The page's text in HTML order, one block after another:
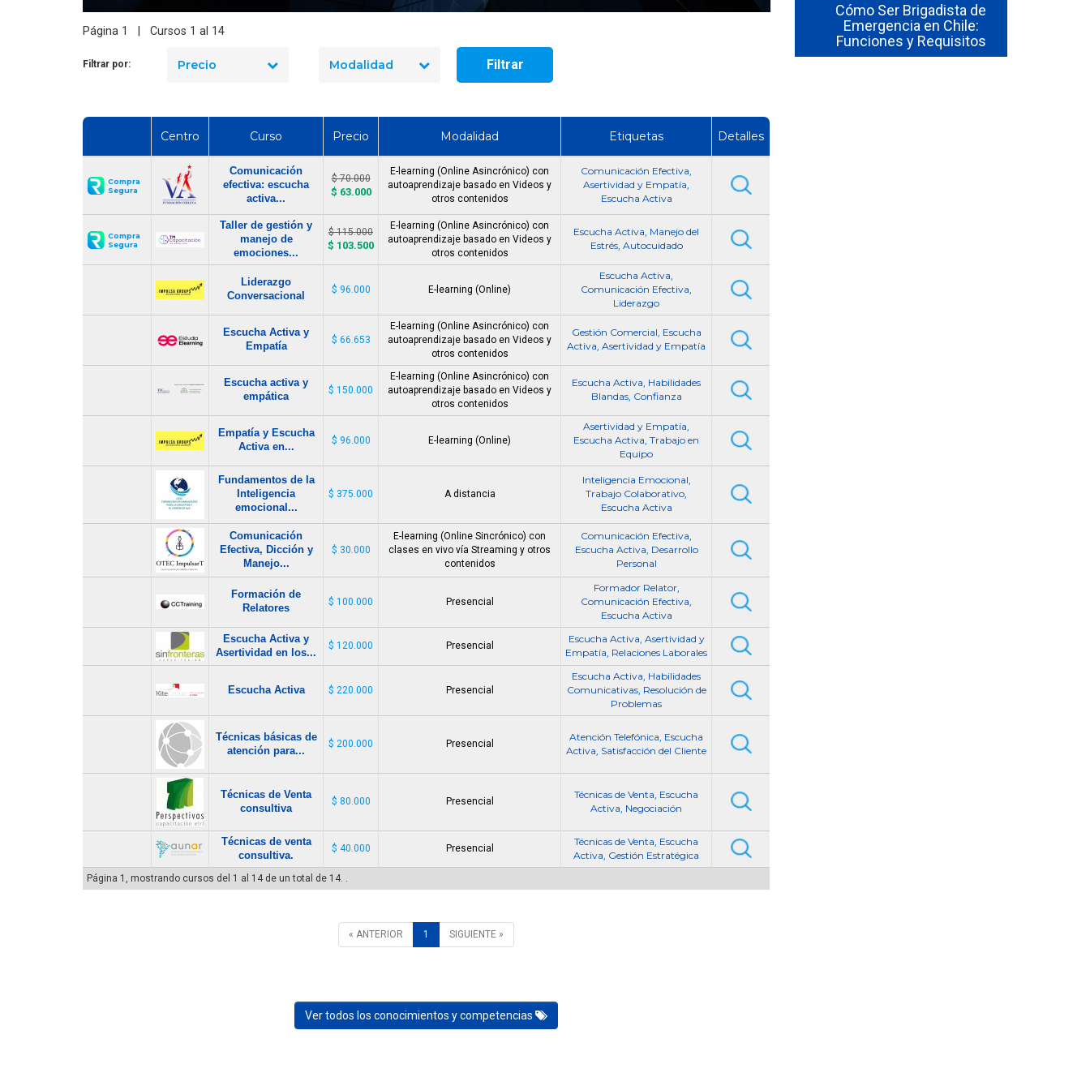
Página 1 | Cursos 1 al 14
Filtrar por: Precio Modalidad Filtrar
Centro Curso Precio Modalidad Etiquetas Detalles
Compra
Segura
Comunicación
efectiva: escucha
activa...
$ 70.000
$ 63.000
E-learning (Online Asincrónico) con
autoaprendizaje basado en Videos y
otros contenidos
Comunicación Efectiva,
Asertividad y Empatía,
Escucha Activa
Compra
Segura
Taller de gestión y
manejo de
emociones...
$ 115.000
$ 103.500
E-learning (Online Asincrónico) con
autoaprendizaje basado en Videos y
otros contenidos
Escucha Activa, Manejo del
Estrés, Autocuidado
Liderazgo
Conversacional
$ 96.000 E-learning (Online)
Escucha Activa,
Comunicación Efectiva,
Liderazgo
Escucha Activa y
Empatía
$ 66.653
E-learning (Online Asincrónico) con
autoaprendizaje basado en Videos y
otros contenidos
Gestión Comercial, Escucha
Activa, Asertividad y Empatía
Escucha activa y
empática
$ 150.000
E-learning (Online Asincrónico) con
autoaprendizaje basado en Videos y
otros contenidos
Escucha Activa, Habilidades
Blandas, Confianza
Empatía y Escucha
Activa en...
$ 96.000 E-learning (Online)
Asertividad y Empatía,
Escucha Activa, Trabajo en
Equipo
Fundamentos de la
Inteligencia
emocional...
$ 375.000 A distancia
Inteligencia Emocional,
Trabajo Colaborativo,
Escucha Activa
Comunicación
Efectiva, Dicción y
Manejo...
$ 30.000
E-learning (Online Sincrónico) con
clases en vivo vía Streaming y otros
contenidos
Comunicación Efectiva,
Escucha Activa, Desarrollo
Personal
Formación de
Relatores
$ 100.000 Presencial
Formador Relator,
Comunicación Efectiva,
Escucha Activa
Escucha Activa y
Asertividad en los...
$ 120.000 Presencial
Escucha Activa, Asertividad y
Empatía, Relaciones Laborales
Escucha Activa $ 220.000 Presencial
Escucha Activa, Habilidades
Comunicativas, Resolución de
Problemas
Técnicas básicas de
atención para...
$ 200.000 Presencial
Atención Telefónica, Escucha
Activa, Satisfacción del Cliente
Técnicas de Venta
consultiva
$ 80.000 Presencial
Técnicas de Venta, Escucha
Activa, Negociación
Técnicas de venta
consultiva.
$ 40.000 Presencial
Técnicas de Venta, Escucha
Activa, Gestión Estratégica
Página 1, mostrando cursos del 1 al 14 de un total de 14. .
« ANTERIOR 1 SIGUIENTE »
Ver todos los conocimientos y competencias
la Empatía y Escucha
genera Grandes
para la Empresa
seguridad industrial en Chile
en 2026? El precio real de los
manejo de extintores en Chile
¿Cuánto dura un curso de uso
Cómo Ser Brigadista de
Emergencia en Chile:
Funciones y Requisitos